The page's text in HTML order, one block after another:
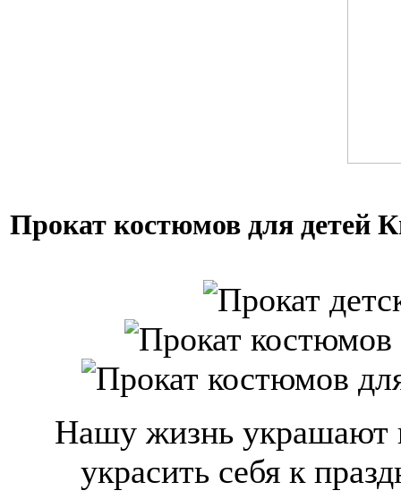
Прокат костюмов для детей
Нашу жизнь украшают
украсить себя к